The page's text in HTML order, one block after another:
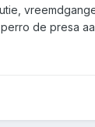
de presa